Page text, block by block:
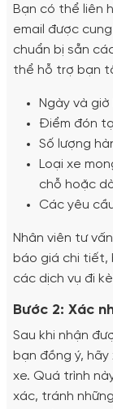
Bạn có thể liên
email được
chuẩn bị sẵn
thể hỗ trợ bạn
Ngày và
Điểm đón
Số lượng
Loại xe
chỗ hoặc
Các yêu
Nhân viên tư
báo giá chi tiết,
các dịch vụ đi
Bước 2: Xác
Sau khi nhận
bạn đồng ý,
xe. Quá trình
xác, tránh